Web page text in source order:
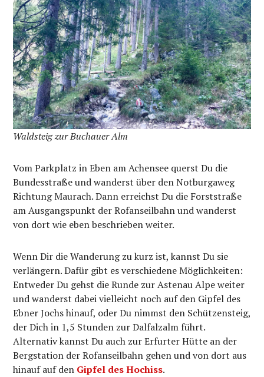
Waldsteig zur Buchauer Alm
Vom Parkplatz in Eben am Achensee querst Du die
Bundesstraße und wanderst über den Notburgaweg
Richtung Maurach. Dann erreichst Du die Forststraße
am Ausgangspunkt der Rofanseilbahn und wanderst
von dort wie eben beschrieben weiter.
Wenn Dir die Wanderung zu kurz ist, kannst Du sie
verlängern. Dafür gibt es verschiedene Möglichkeiten:
Entweder Du gehst die Runde zur Astenau Alpe weiter
und wanderst dabei vielleicht noch auf den Gipfel des
Ebner Jochs hinauf, oder Du nimmst den Schützensteig,
der Dich in 1,5 Stunden zur Dalfalzalm führt.
Alternativ kannst Du auch zur Erfurter Hütte an der
Bergstation der Rofanseilbahn gehen und von dort aus
hinauf auf den Gipfel des Hochiss.